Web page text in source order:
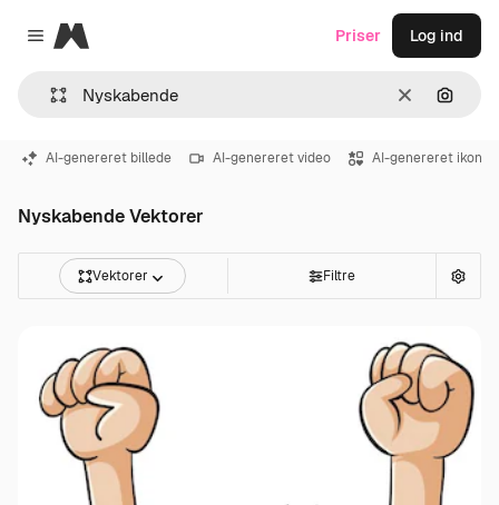
Close menu
Magnific
Klar Søg
Priser Log ind
AI-genereret billede AI-genereret video AI-genereret ikon
Nyskabende Vektorer
Vektorer Filtre